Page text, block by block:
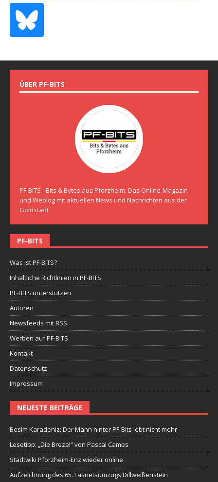
ÜBER PF-BITS
PF-BITS - Bits & Bytes aus Pforzheim. Das Online-Magazin
und Weblog mit aktuellen News und Nachrichten aus der
Goldstadt.
PF-BITS
Was ist PF-BITS?
Inhaltliche Richtlinien in PF-BITS
PF-BITS unterstützen
Autoren
Newsfeeds mit RSS
Werben auf PF-BITS
Kontakt
Datenschutz
Impressum
NEUESTE BEITRÄGE
Besim Karadeniz: Der Mann hinter PF-Bits lebt nicht mehr
Lesetipp: „Die Brezel“ von Pascal Cames
Stadtwiki Pforzheim-Enz wieder online
Aufzeichnung des 65. Fasnetsumzugs Dillweißenstein